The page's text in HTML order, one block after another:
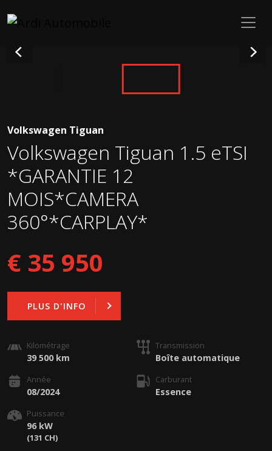
Volkswagen Tiguan
Volkswagen Tiguan 1.5 eTSI
*GARANTIE 12
MOIS*CAMERA
360°*CARPLAY*
€ 35 950
PLUS D'INFO
Kilométrage
39 500 km
Transmission
Boîte automatique
Année
08/2024
Carburant
Essence
Puissance
96 kW
(131 CH)